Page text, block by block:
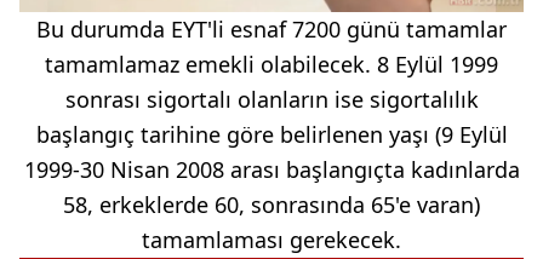
Bu durumda EYT'li esnaf 7200 günü tamamlar
tamamlamaz emekli olabilecek. 8 Eylül 1999
sonrası sigortalı olanların ise sigortalılık
başlangıç tarihine göre belirlenen yaşı (9 Eylül
1999-30 Nisan 2008 arası başlangıçta kadınlarda
58, erkeklerde 60, sonrasında 65'e varan)
tamamlaması gerekecek.